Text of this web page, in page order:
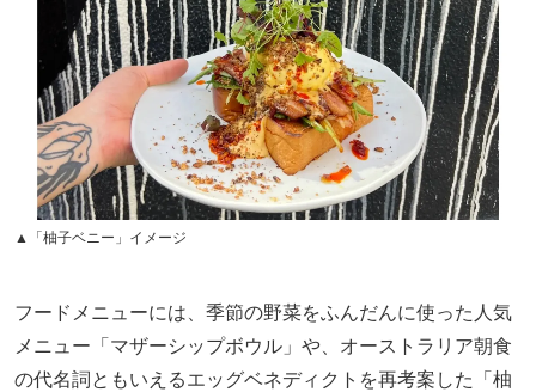
▲「柚子ベニー」イメージ
フードメニューには、季節の野菜をふんだんに使った人気
メニュー「マザーシップボウル」や、オーストラリア朝食
の代名詞ともいえるエッグベネディクトを再考案した「柚